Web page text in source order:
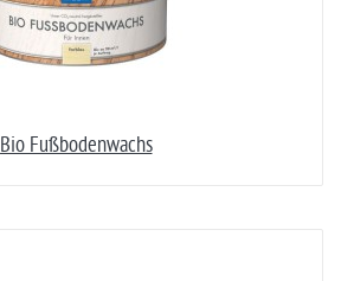
Bio Fußbodenwachs